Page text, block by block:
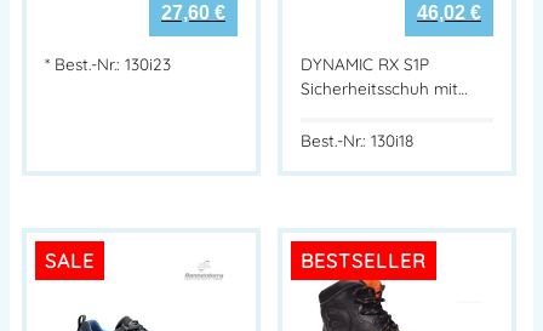
27,60 €
* Best.-Nr.: 130i23
46,02 €
DYNAMIC RX S1P
Sicherheitsschuh mit…
Best.-Nr.: 130i18
SALE BESTSELLER